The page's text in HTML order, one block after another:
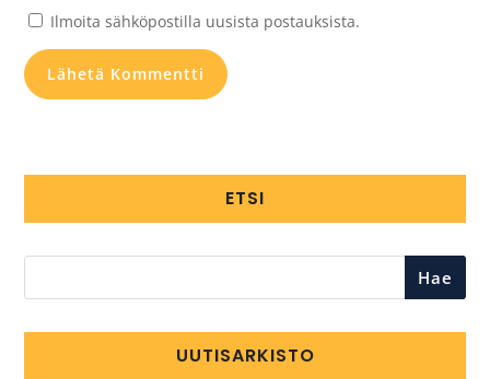
Ilmoita sähköpostilla uusista postauksista.
ETSI
Hae
UUTISARKISTO